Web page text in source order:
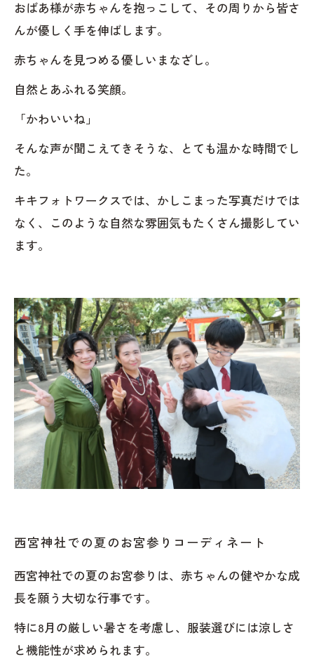
おばあ様が赤ちゃんを抱っこして、その周りから皆さ
んが優しく手を伸ばします。
赤ちゃんを見つめる優しいまなざし。
自然とあふれる笑顔。
「かわいいね」
そんな声が聞こえてきそうな、とても温かな時間でし
た。
キキフォトワークスでは、かしこまった写真だけでは
なく、このような自然な雰囲気もたくさん撮影してい
ます。
西宮神社での夏のお宮参りコーディネート
西宮神社での夏のお宮参りは、赤ちゃんの健やかな成
長を願う大切な行事です。
特に8月の厳しい暑さを考慮し、服装選びには涼しさ
と機能性が求められます。